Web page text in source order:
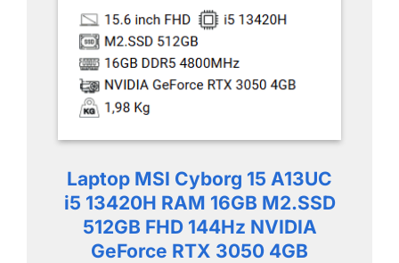
Laptop MSI Cyborg 15 A13UC
i5 13420H RAM 16GB M2.SSD
512GB FHD 144Hz NVIDIA
GeForce RTX 3050 4GB